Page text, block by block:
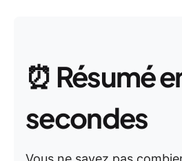
⏰ Résumé
secondes